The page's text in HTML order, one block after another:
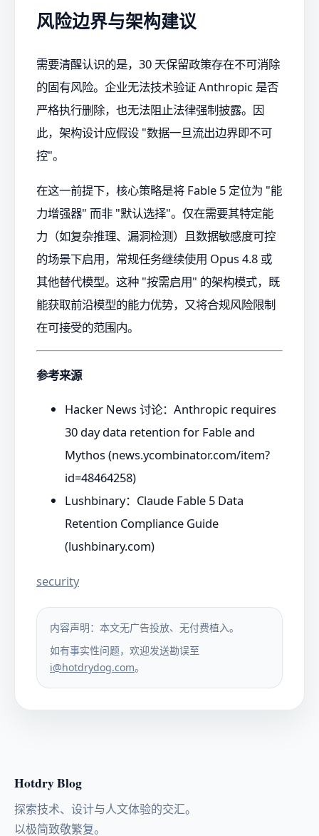
风险边界与架构建议
需要清醒认识的是，30 天保留政策存在不可消除
的固有风险。企业无法技术验证 Anthropic 是否
严格执行删除，也无法阻止法律强制披露。因
此，架构设计应假设 "数据一旦流出边界即不可
控"。
在这一前提下，核心策略是将 Fable 5 定位为 "能
力增强器" 而非 "默认选择"。仅在需要其特定能
力（如复杂推理、漏洞检测）且数据敏感度可控
的场景下启用，常规任务继续使用 Opus 4.8 或
其他替代模型。这种 "按需启用" 的架构模式，既
能获取前沿模型的能力优势，又将合规风险限制
在可接受的范围内。
参考来源
Hacker News 讨论：Anthropic requires
30 day data retention for Fable and
Mythos (news.ycombinator.com/item?
id=48464258)
Lushbinary：Claude Fable 5 Data
Retention Compliance Guide
(lushbinary.com)
security
内容声明：本文无广告投放、无付费植入。
如有事实性问题，欢迎发送勘误至
i@hotdrydog.com。
Hotdry Blog
探索技术、设计与人文体验的交汇。
以极简致敬繁复。